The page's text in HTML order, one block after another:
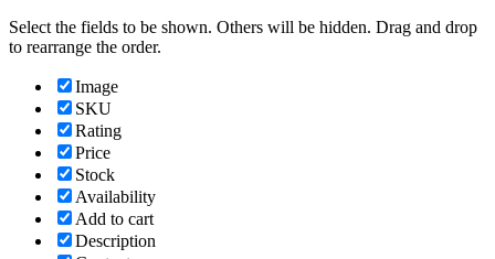
Select the fields to be shown. Others will be hidden. Drag and drop
to rearrange the order.
Image
SKU
Rating
Price
Stock
Availability
Add to cart
Description